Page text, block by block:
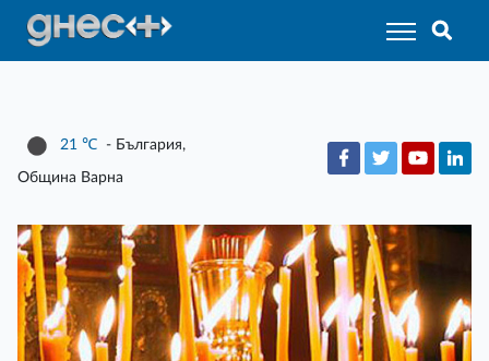
21 ℃ - България,
Община Варна